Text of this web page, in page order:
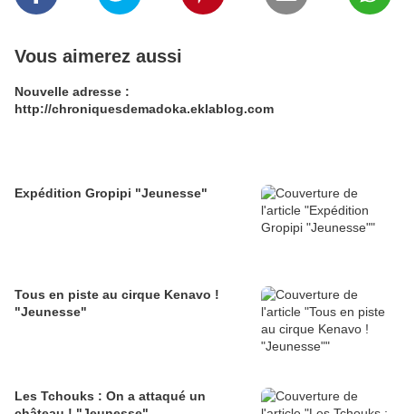
Vous aimerez aussi
Nouvelle adresse :
http://chroniquesdemadoka.eklablog.com
Expédition Gropipi "Jeunesse"
Tous en piste au cirque Kenavo !
"Jeunesse"
Les Tchouks : On a attaqué un